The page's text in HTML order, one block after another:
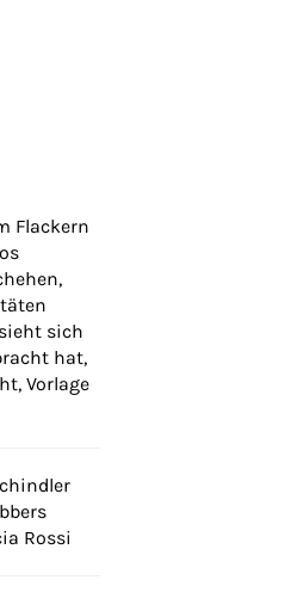
Flackern
sich
hat,
Vorlage
Rossi